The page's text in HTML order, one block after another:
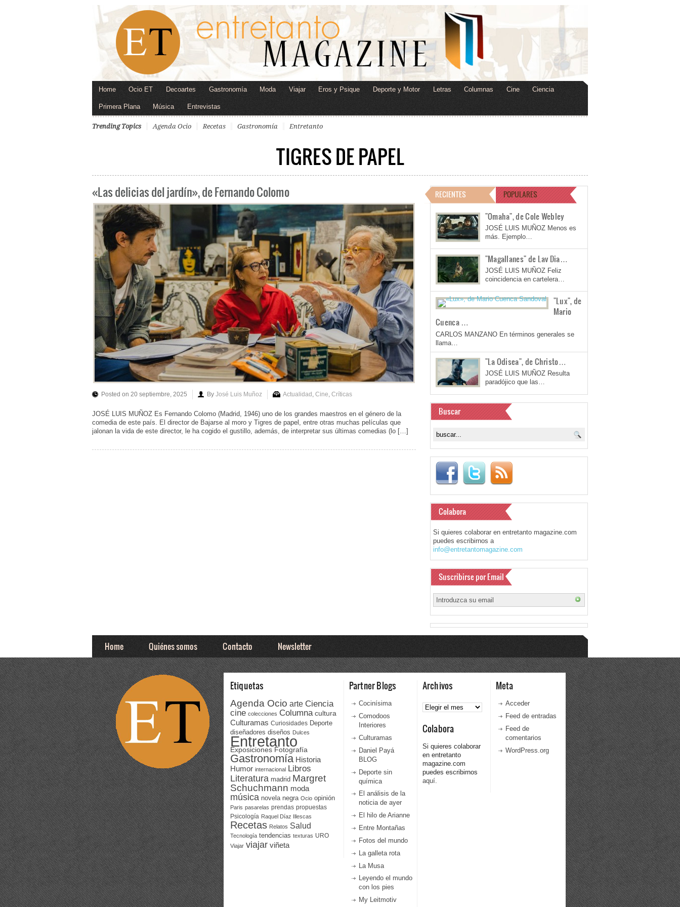
Home Ocio ET Decoartes Gastronomía Moda Viajar Eros y Psique Deporte y Motor Letras Columnas Cine Ciencia
Primera Plana Música Entrevistas
Trending Topics Agenda Ocio Recetas Gastronomía Entretanto
TIGRES DE PAPEL
«Las delicias del jardín», de Fernando Colomo
Posted on 20 septiembre, 2025 By José Luis Muñoz Actualidad Cine Críticas
JOSÉ LUIS MUÑOZ Es Fernando Colomo (Madrid, 1946) uno de los grandes maestros en el género de la
comedia de este país. El director de Bajarse al moro y Tigres de papel, entre otras muchas películas que
jalonan la vida de este director, le ha cogido el gustillo, además, de interpretar sus últimas comedias (lo […]
RECIENTES POPULARES
"Omaha", de Cole Webley
JOSÉ LUIS MUÑOZ Menos es
más. Ejemplo…
"Magallanes" de Lav Dia…
JOSÉ LUIS MUÑOZ Feliz
coincidencia en cartelera…
"Lux", de
Mario
Cuenca …
CARLOS MANZANO En términos generales se
llama…
"La Odisea", de Christo…
JOSÉ LUIS MUÑOZ Resulta
paradójico que las…
Buscar
Colabora
Si quieres colaborar en entretanto magazine.com
puedes escribirnos a
info@entretantomagazine.com
Suscribirse por Email
Home Quiénes somos Contacto Newsletter
Etiquetas
Agenda Ocio arte Ciencia
cine colecciones Columna cultura
Culturamas Curiosidades Deporte
diseñadores diseños Dulces
Entretanto
Exposiciones Fotografía
Gastronomía Historia
Humor internacional Libros
Literatura madrid Margret
Schuchmann moda
música novela negra Ocio opinión
Paris pasarelas prendas propuestas
Psicología Raquel Díaz Illescas
Recetas Relatos Salud
Tecnología tendencias texturas URO
Viajar viajar viñeta
Partner Blogs
Cocinísima
Comodoos
Interiores
Culturamas
Daniel Payá
BLOG
Deporte sin
química
El análisis de la
noticia de ayer
El hilo de Arianne
Entre Montañas
Fotos del mundo
La galleta rota
La Musa
Leyendo el mundo
con los pies
My Leitmotiv
Archivos
Archivos
Colabora
Si quieres colaborar
en entretanto
magazine.com
puedes escribirnos
aquí.
Meta
Acceder
Feed de entradas
Feed de
comentarios
WordPress.org